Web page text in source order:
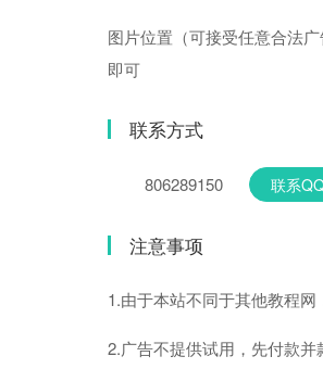
图片位置（可接受任意合法
即可
联系方式
806289150 联系
注意事项
1.由于本站不同于其他教程
2.广告不提供试用，先付款并